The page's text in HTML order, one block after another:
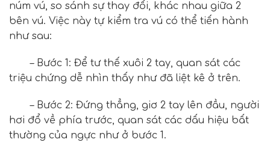
núm vú, so sánh sự thay đổi, khác nhau giữa 2
bên vú. Việc này tự kiểm tra vú có thể tiến hành
như sau:
– Bước 1: Để tư thế xuôi 2 tay, quan sát các
triệu chứng dễ nhìn thấy như đã liệt kê ở trên.
– Bước 2: Đứng thẳng, giơ 2 tay lên đầu, người
hơi đổ về phía trước, quan sát các dấu hiệu bất
thường của ngực như ở bước 1.